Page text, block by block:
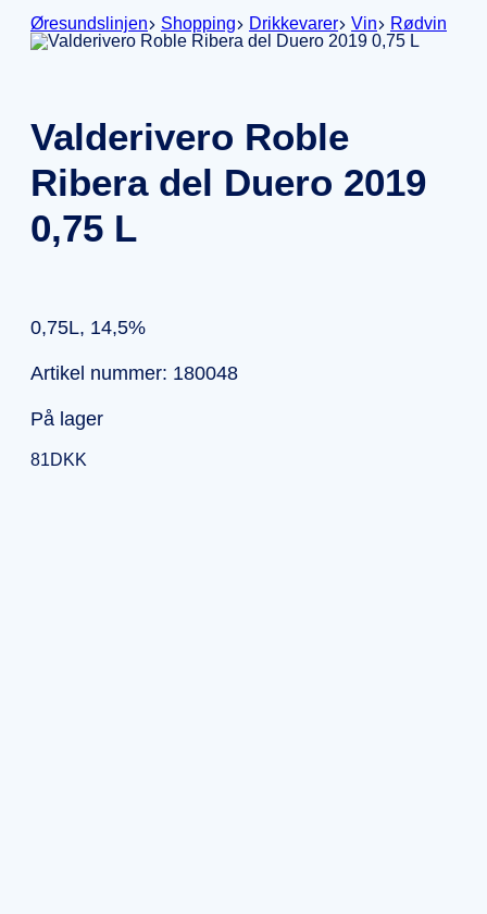
Øresundslinjen
Shopping Drikkevarer Vin Rødvin
Valderivero Roble
Ribera del Duero 2019
0,75 L
0,75L, 14,5%
Artikel nummer: 180048
På lager
81DKK